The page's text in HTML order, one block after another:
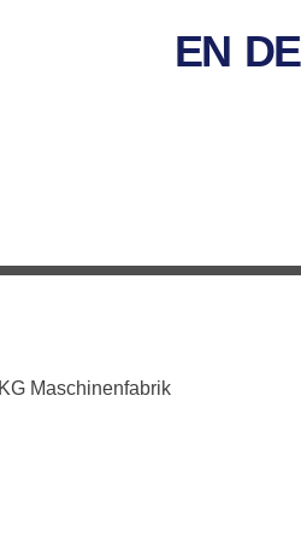
EN DE
Maschinenfabrik